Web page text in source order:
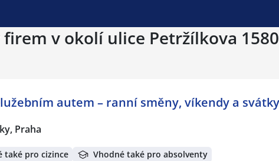
v okolí ulice Petržílkova
autem – ranní směny, víkendy a
Praha
také pro cizince Vhodné také pro absolventy